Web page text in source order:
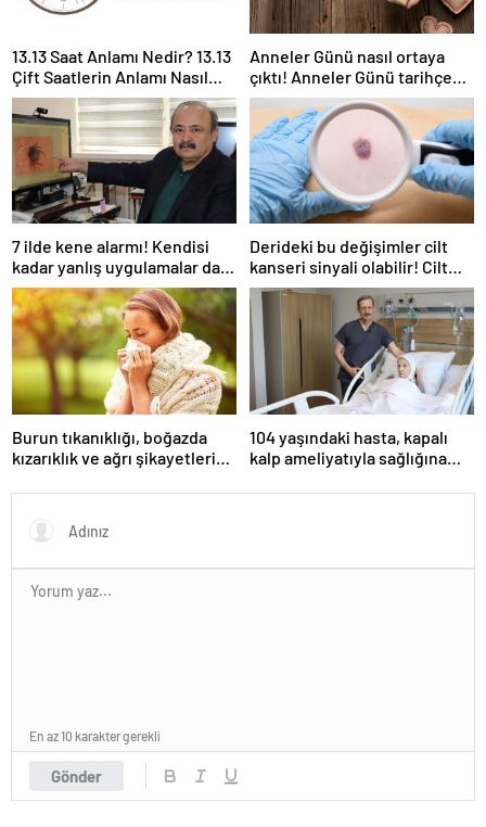
13.13 Saat Anlamı Nedir? 13.13
Çift Saatlerin Anlamı Nasıl
Yorumlanır?
Anneler Günü nasıl ortaya
çıktı! Anneler Günü tarihçesi!
Anneler Günü ilk kez ne
zaman kutlandı?
7 ilde kene alarmı! Kendisi
kadar yanlış uygulamalar da
öldürüyor… Sakın bu hataları
yapmayın
Derideki bu değişimler cilt
kanseri sinyali olabilir! Cilt
kanserinden korunmanın
yolları
Burun tıkanıklığı, boğazda
kızarıklık ve ağrı şikayetleri
tıkanıklığının nedenleri… Tat
ve koku kaybı neden olur?
104 yaşındaki hasta, kapalı
kalp ameliyatıyla sağlığına
Gönder
En az 10 karakter gerekli